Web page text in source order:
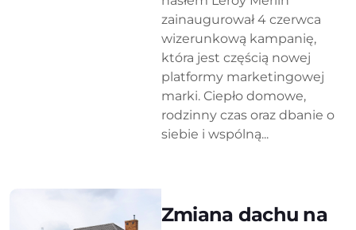
zainaugurował 4 czerwca
wizerunkową kampanię,
która jest częścią nowej
platformy marketingowej
marki. Ciepło domowe,
rodzinny czas oraz dbanie o
siebie i wspólną...
Zmiana dachu na